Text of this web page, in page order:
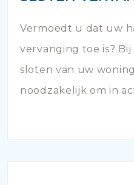
Vermoedt u dat uw
vervanging toe is?
sloten van uw
noodzakelijk om in